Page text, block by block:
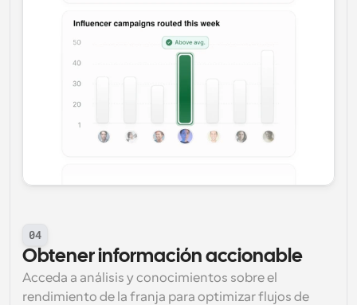
04
Obtener información accionable
Acceda a análisis y conocimientos sobre el
rendimiento de la franja para optimizar flujos de